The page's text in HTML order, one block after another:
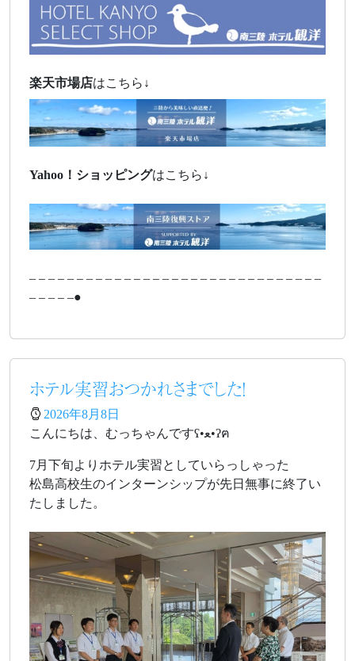
楽天市場店はこちら↓
Yahoo！ ショッピングはこちら↓
– – – – – – – – – – – – – – – – – – – – – – – – – – – – – – –
– – – – –●
ホテル実習おつかれさまでした！
2026年8月8日
こんにちは、むっちゃんですʕ•ﻌ•ʔฅ
7月下旬よりホテル実習としていらっしゃった
松島高校生のインターンシップが先日無事に終了い
たしました。